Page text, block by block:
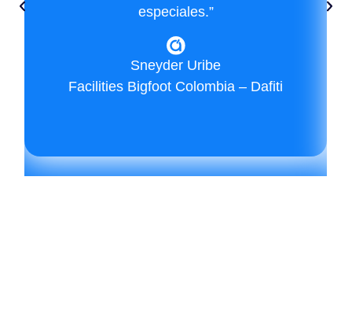
especiales.”
Sneyder Uribe
Facilities Bigfoot Colombia – Dafiti